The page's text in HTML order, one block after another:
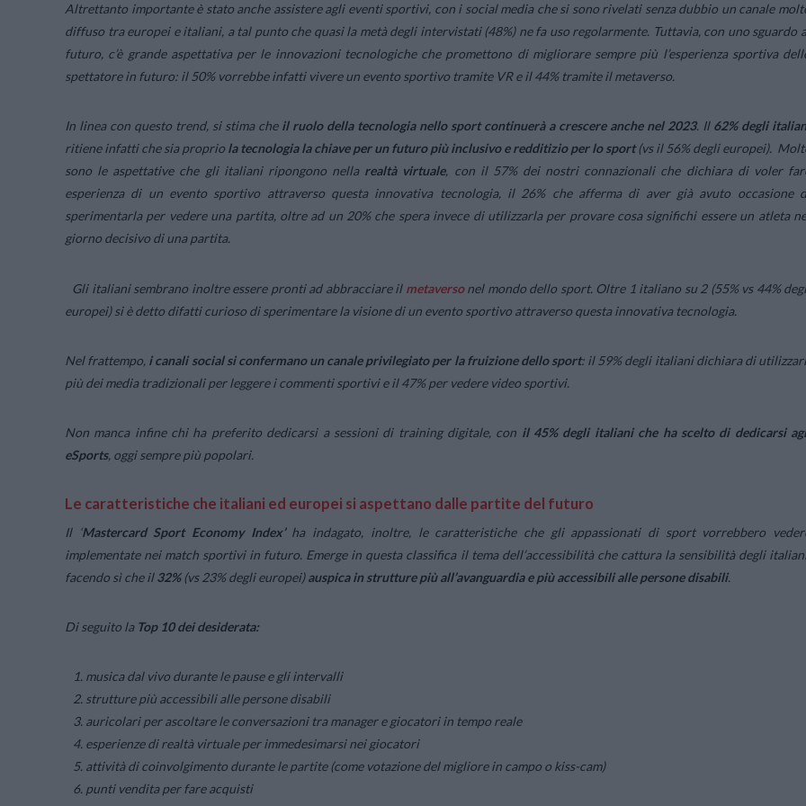
Altrettanto importante è stato anche assistere agli eventi sportivi, con i social media che si sono rivelati senza dubbio un canale
diffuso tra europei e italiani, a tal punto che quasi la metà degli intervistati (48%) ne fa uso regolarmente. Tuttavia, con uno sguardo
futuro, c’è grande aspettativa per le innovazioni tecnologiche che promettono di migliorare sempre più l’esperienza sportiva
spettatore in futuro: il 50% vorrebbe infatti vivere un evento sportivo tramite VR e il 44% tramite il metaverso.
In linea con questo trend, si stima che il ruolo della tecnologia nello sport continuerà a crescere anche nel 2023. Il 62% degli
ritiene infatti che sia proprio la tecnologia la chiave per un futuro più inclusivo e redditizio per lo sport(vs il 56% degli europei).
sono le aspettative che gli italiani ripongono nella realtà virtuale, con il 57% dei nostri connazionali che dichiara di voler
esperienza di un evento sportivo attraverso questa innovativa tecnologia, il 26% che afferma di aver già avuto occasione
sperimentarla per vedere una partita, oltre ad un 20% che spera invece di utilizzarla per provare cosa significhi essere un atleta
giorno decisivo di una partita.
Gli italiani sembrano inoltre essere pronti ad abbracciare ilmetaversonel mondo dello sport. Oltre 1 italiano su 2 (55% vs 44%
europei) si è detto difatti curioso di sperimentare la visione di un evento sportivo attraverso questa innovativa tecnologia.
Nel frattempo, i canali social si confermano un canale privilegiato per la fruizione dello sport: il 59% degli italiani dichiara di
più dei media tradizionali per leggere i commenti sportivi e il 47% per vedere video sportivi.
Non manca infine chi ha preferito dedicarsi a sessioni di training digitale, con il 45% degli italiani che ha scelto di dedicarsi
eSports, oggi sempre più popolari.
Le caratteristiche che italiani ed europei si aspettano dalle partite del futuro
Il ‘Mastercard Sport Economy Index’ha indagato, inoltre, le caratteristiche che gli appassionati di sport vorrebbero
implementate nei match sportivi in futuro. Emerge in questa classifica il tema dell’accessibilità che cattura la sensibilità degli
facendo sì che il32% (vs 23% degli europei)auspica in strutture più all’avanguardia e più accessibili alle persone disabili.
Di seguito la Top 10 dei desiderata:
musica dal vivo durante le pause e gli intervalli
strutture più accessibili alle persone disabili
auricolari per ascoltare le conversazioni tra manager e giocatori in tempo reale
esperienze di realtà virtuale per immedesimarsi nei giocatori
attività di coinvolgimento durante le partite (come votazione del migliore in campo o kiss-cam)
punti vendita per fare acquisti